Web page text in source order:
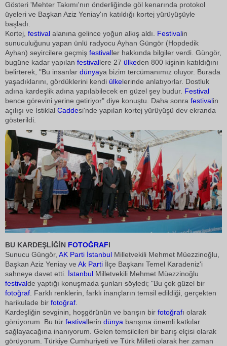
Gösteri 'Mehter Takımı'nın önderliğinde göl kenarında protokol
üyeleri ve Başkan Aziz Yeniay'ın katıldığı kortej yürüyüşüyle
başladı.
Kortej, festival alanına gelince yoğun alkış aldı. Festivalin
sunuculuğunu yapan ünlü radyocu Ayhan Güngör (Hopdedik
Ayhan) seyircilere geçmiş festivaller hakkında bilgiler verdi. Güngör,
bugüne kadar yapılan festivallere 27 ülkeden 800 kişinin katıldığını
belirterek, "Bu insanlar dünyaya bizim tercümanımız oluyor. Burada
yaşadıklarını, gördüklerini kendi ülkelerinde anlatıyorlar. Dostluk
adına kardeşlik adına yapılabilecek en güzel şey budur. Festival
bence görevini yerine getiriyor" diye konuştu. Daha sonra festivalin
açılışı ve İstiklal Caddesi'nde yapılan kortej yürüyüşü dev ekranda
gösterildi.
BU KARDEŞLİĞİN FOTOĞRAFI
Sunucu Güngör, AK Parti İstanbul Milletvekili Mehmet Müezzinoğlu,
Başkan Aziz Yeniay ve Ak Parti İlçe Başkanı Temel Karadeniz'i
sahneye davet etti. İstanbul Milletvekili Mehmet Müezzinoğlu
festivalde yaptığı konuşmada şunları söyledi; "Bu çok güzel bir
fotoğraf . Farklı renklerin, farklı inançların temsil edildiği, gerçekten
harikulade bir fotoğraf
Kardeşliğin sevginin, hoşgörünün ve barışın bir fotoğrafı olarak
görüyorum. Bu tür festivallerin dünya barışına önemli katkılar
sağlayacağına inanıyorum. Gelen temsilcileri bir barış elçisi olarak
görüyorum. Türkiye Cumhuriyeti ve Türk Milleti olarak her zaman